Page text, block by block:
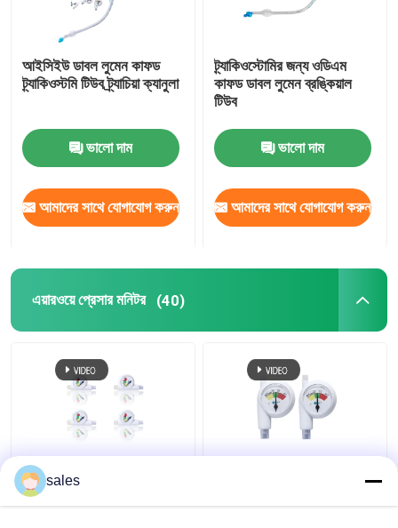
আইসিইউ ডাবল লুমেন কাফড
ট্র্যাকিওস্টমি টিউব ট্র্যাচিয়া ক্যানুলা
ভালো দাম
আমাদের সাথে যোগাযোগ করুন
ট্র্যাকিওস্টোমির জন্য ওডিএম
কাফড ডাবল লুমেন ব্রঙ্কিয়াল
টিউব
ভালো দাম
আমাদের সাথে যোগাযোগ করুন
এয়ারওয়ে প্রেসার মনিটর (40)
ডিএলটি ডিসপোজেবল ইন্ট্রাকাফ
এয়ারওয়ে প্রেসার মনিটর
sales